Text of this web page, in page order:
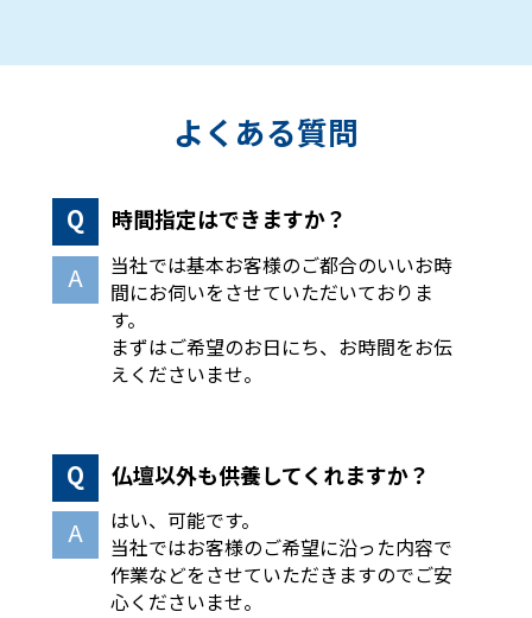
よくある質問
時間指定はできますか？
当社では基本お客様のご都合のいいお時
間にお伺いをさせていただいておりま
す。
まずはご希望のお日にち、お時間をお伝
えくださいませ。
仏壇以外も供養してくれますか？
はい、可能です。
当社ではお客様のご希望に沿った内容で
作業などをさせていただきますのでご安
心くださいませ。